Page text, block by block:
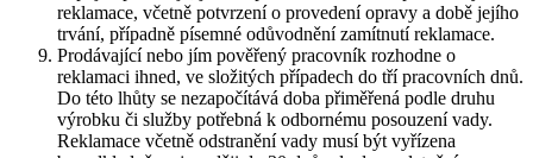
reklamace, včetně potvrzení o provedení opravy a době jejího
trvání, případně písemné odůvodnění zamítnutí reklamace.
Prodávající nebo jím pověřený pracovník rozhodne o
reklamaci ihned, ve složitých případech do tří pracovních dnů.
Do této lhůty se nezapočítává doba přiměřená podle druhu
výrobku či služby potřebná k odbornému posouzení vady.
Reklamace včetně odstranění vady musí být vyřízena